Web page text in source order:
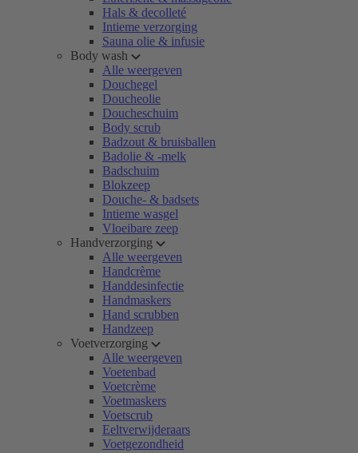
Hals & decolleté
Intieme verzorging
Sauna olie & infusie
Body wash
Alle weergeven
Douchegel
Doucheolie
Doucheschuim
Body scrub
Badzout & bruisballen
Badolie & -melk
Badschuim
Blokzeep
Douche- & badsets
Intieme wasgel
Vloeibare zeep
Handverzorging
Alle weergeven
Handcrème
Handdesinfectie
Handmaskers
Hand scrubben
Handzeep
Voetverzorging
Alle weergeven
Voetenbad
Voetcrème
Voetmaskers
Voetscrub
Eeltverwijderaars
Voetgezondheid